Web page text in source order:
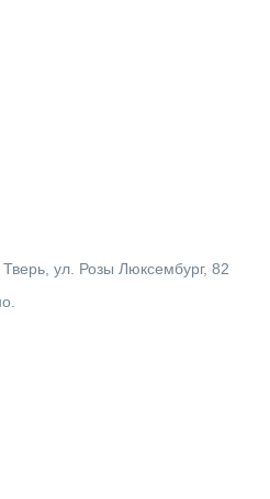
ул. Розы Люксембург, 82